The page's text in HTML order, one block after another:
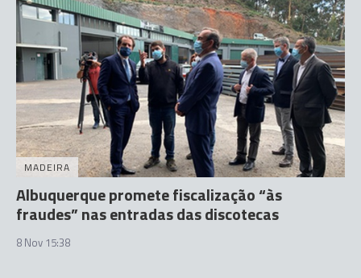
MADEIRA
Albuquerque promete fiscalização “às
fraudes” nas entradas das discotecas
8 Nov 15:38